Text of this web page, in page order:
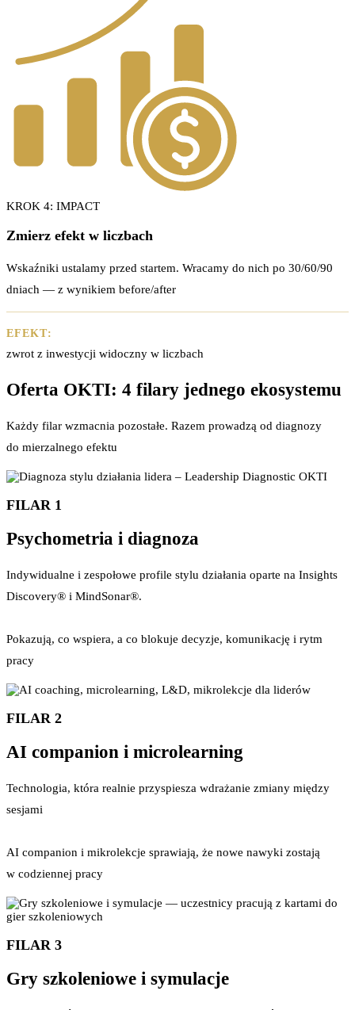
KROK 4: IMPACT
Zmierz efekt w liczbach
Wskaźniki ustalamy przed startem. Wracamy do nich po 30/60/90
dniach — z wynikiem before/after
EFEKT:
zwrot z inwestycji widoczny w liczbach
Oferta OKTI: 4 filary jednego ekosystemu
Każdy filar wzmacnia pozostałe. Razem prowadzą od diagnozy
do mierzalnego efektu
FILAR 1
Psychometria i diagnoza
Indywidualne i zespołowe profile stylu działania oparte na Insights
Discovery® i MindSonar®.
Pokazują, co wspiera, a co blokuje decyzje, komunikację i rytm
pracy
FILAR 2
AI companion i microlearning
Technologia, która realnie przyspiesza wdrażanie zmiany między
sesjami
AI companion i mikrolekcje sprawiają, że nowe nawyki zostają
w codziennej pracy
FILAR 3
Gry szkoleniowe i symulacje